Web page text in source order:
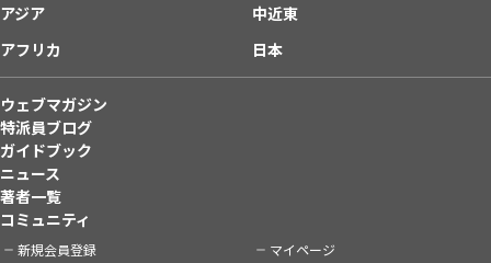
アジア
中近東
アフリカ
日本
ウェブマガジン
特派員ブログ
ガイドブック
ニュース
著者一覧
コミュニティ
新規会員登録 マイページ